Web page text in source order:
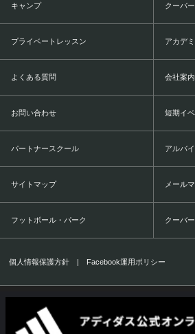
キャンプ クーバ
プライベートレッスン アカデ
よくある質問 会社案内
お問い合わせ 短期イ
パートナースクール アルバ
サイトマップ メール
フットボール・パーク クーバ
個人情報保護方針 | Facebook運用ポリシー
1999-2016 All Rights